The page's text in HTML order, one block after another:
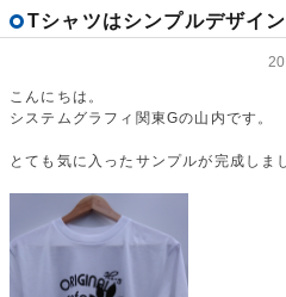
Tシャツはシンプルデザイン
こんにちは。
システムグラフィ関東Gの山内です。
とても気に入ったサンプルが完成しま